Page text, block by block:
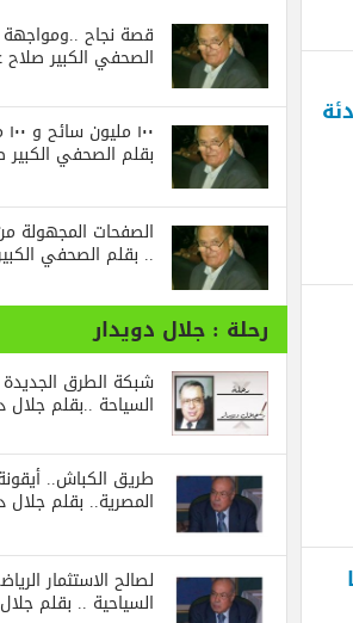
قصة نجاح ..ومواجهة مطلوبة …
الصحفي الكبير صلاح عطية
١٠٠ مليون سائح و ١٠٠ مليار
بقلم الصحفي الكبير صلاح عطية
.. بقلم الصحفي الكبير صلاح
رحلة : جلال دويدار
شبكة الطرق الجديدة تُنشط
السياحة ..بقلم جلال دويدار
طريق الكباش.. أيقونة للسياحة
المصرية.. بقلم جلال دويدار
لصالح الاستثمار الرياضي
السياحية .. بقلم جلال دويدار